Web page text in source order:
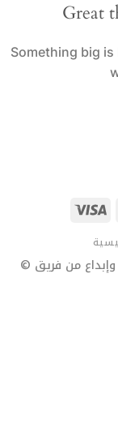
Great
Something big